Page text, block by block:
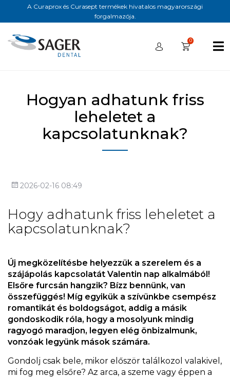
A Curaprox és Curasept termékek hivatalos magyarországi
forgalmazója.
0
Hogyan adhatunk friss
leheletet a
kapcsolatunknak?
2026-02-16 08:49
Hogy adhatunk friss leheletet a
kapcsolatunknak?
Új megközelítésbe helyezzük a szerelem és a
szájápolás kapcsolatát Valentin nap alkalmából!
Elsőre furcsán hangzik? Bízz bennünk, van
összefüggés! Míg egyikük a szívünkbe csempész
romantikát és boldogságot, addig a másik
gondoskodik róla, hogy a mosolyunk mindig
ragyogó maradjon, legyen elég önbizalmunk,
vonzóak legyünk mások számára.
Gondolj csak bele, mikor először találkozol valakivel,
mi fog meg elsőre? Az arca, a szeme vagy éppen a